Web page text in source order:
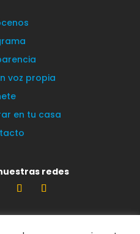
voz propia
en tu casa
redes
de leerte